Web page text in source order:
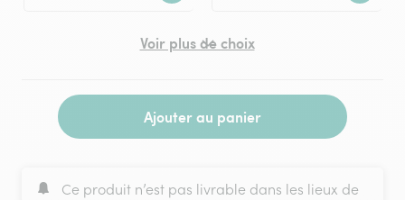
Voir plus de choix
Ajouter au panier
Ce produit n’est pas livrable dans les lieux de